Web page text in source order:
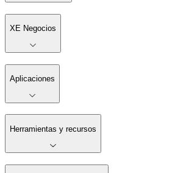
XE Negocios
Aplicaciones
Herramientas y recursos